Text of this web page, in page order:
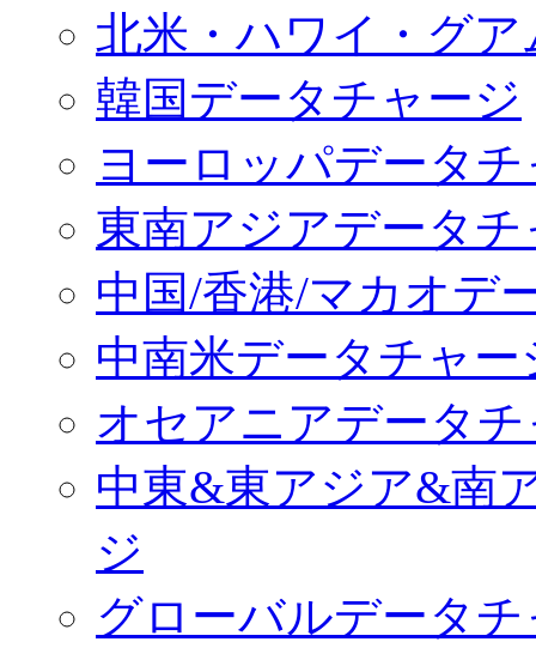
北米・ハワイ・グ
韓国データチャージ
ヨーロッパデータ
東南アジアデータチ
中国/香港/マカオデ
中南米データチャー
オセアニアデータ
中東&東アジア&南
ジ
グローバルデータ